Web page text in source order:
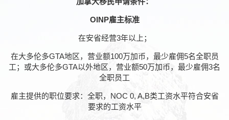
OINP雇主标准
在安省经营3年以上；
在大多伦多GTA地区，营业额100万加币，最少雇佣5名全职员
工；或大多伦多GTA以外地区，营业额50万加币，最少雇佣3名
全职员工
雇主提供的职位要求：全职，NOC 0, A,B类工资水平符合安省
要求的工资水平